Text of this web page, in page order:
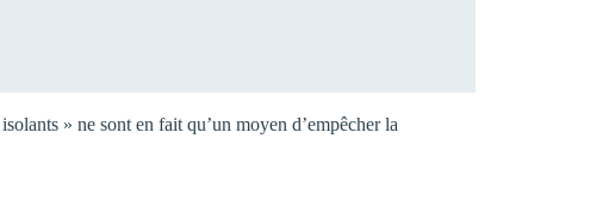
» ne sont en fait qu’un moyen d’empêcher la